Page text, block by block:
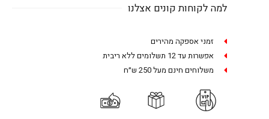
למה לקוחות קונים אצלנו
זמני אספקה מהירים
אפשרות עד 12 תשלומים ללא ריבית
משלוחים חינם מעל 250 ש״ח